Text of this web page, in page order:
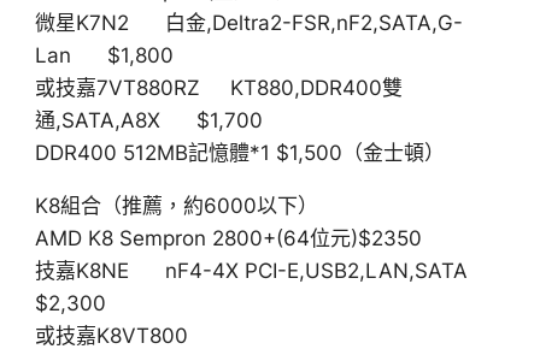
微星K7N2 白金,Deltra2-FSR,nF2,SATA,G-
Lan $1,800
或技嘉7VT880RZ KT880,DDR400雙
通,SATA,A8X $1,700
DDR400 512MB記憶體*1 $1,500（金士頓）
K8組合（推薦，約6000以下）
AMD K8 Sempron 2800+(64位元)$2350
技嘉K8NE nF4-4X PCI-E,USB2,LAN,SATA
$2,300
或技嘉K8VT800